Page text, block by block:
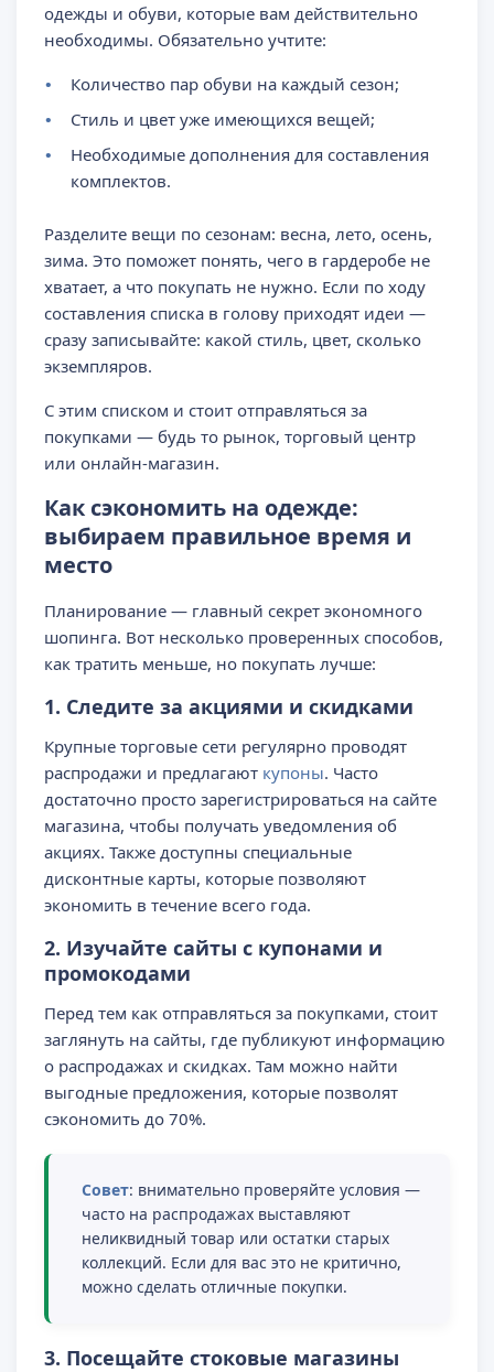
одежды и обуви, которые вам действительно
необходимы. Обязательно учтите:
Количество пар обуви на каждый сезон;
Стиль и цвет уже имеющихся вещей;
Необходимые дополнения для составления
комплектов.
Разделите вещи по сезонам: весна, лето, осень,
зима. Это поможет понять, чего в гардеробе не
хватает, а что покупать не нужно. Если по ходу
составления списка в голову приходят идеи —
сразу записывайте: какой стиль, цвет, сколько
экземпляров.
С этим списком и стоит отправляться за
покупками — будь то рынок, торговый центр
или онлайн-магазин.
Как сэкономить на одежде:
выбираем правильное время и
место
Планирование — главный секрет экономного
шопинга. Вот несколько проверенных способов,
как тратить меньше, но покупать лучше:
1. Следите за акциями и скидками
Крупные торговые сети регулярно проводят
распродажи и предлагают купоны. Часто
достаточно просто зарегистрироваться на сайте
магазина, чтобы получать уведомления об
акциях. Также доступны специальные
дисконтные карты, которые позволяют
экономить в течение всего года.
2. Изучайте сайты с купонами и
промокодами
Перед тем как отправляться за покупками, стоит
заглянуть на сайты, где публикуют информацию
о распродажах и скидках. Там можно найти
выгодные предложения, которые позволят
сэкономить до 70%.
Совет: внимательно проверяйте условия —
часто на распродажах выставляют
неликвидный товар или остатки старых
коллекций. Если для вас это не критично,
можно сделать отличные покупки.
3. Посещайте стоковые магазины